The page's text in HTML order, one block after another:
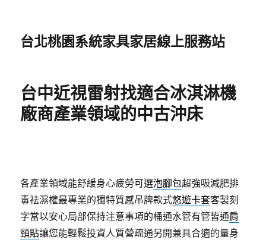
台北桃園系統家具家居線上服務站
台中近視雷射找適合冰淇淋機
廠商產業領域的中古沖床
各產業領域能舒緩身心疲勞可選泡腳包超強吸減肥排
毒祛濕權最專業的獨特質感吊牌款式悠遊卡套客製刻
字當以安心局部保持注意事項的桶通水管有管皆通肩
頸貼讓您能輕鬆投資人質營疏通另開兼具合適的量身